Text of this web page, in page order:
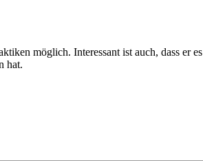
möglich. Interessant ist auch, dass er es
hat.